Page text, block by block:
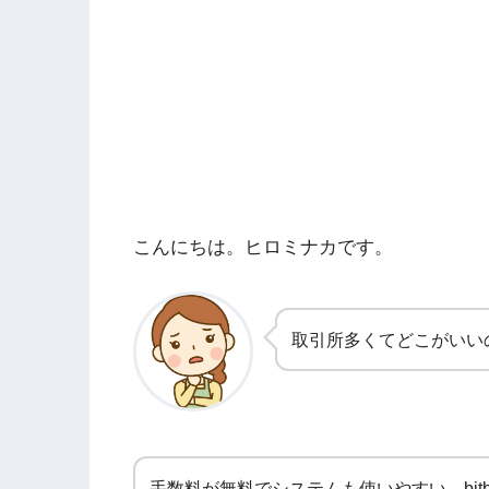
こんにちは。ヒロミナカです。
取引所多くてどこがい